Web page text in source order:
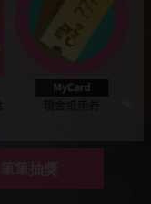
筆筆抽獎